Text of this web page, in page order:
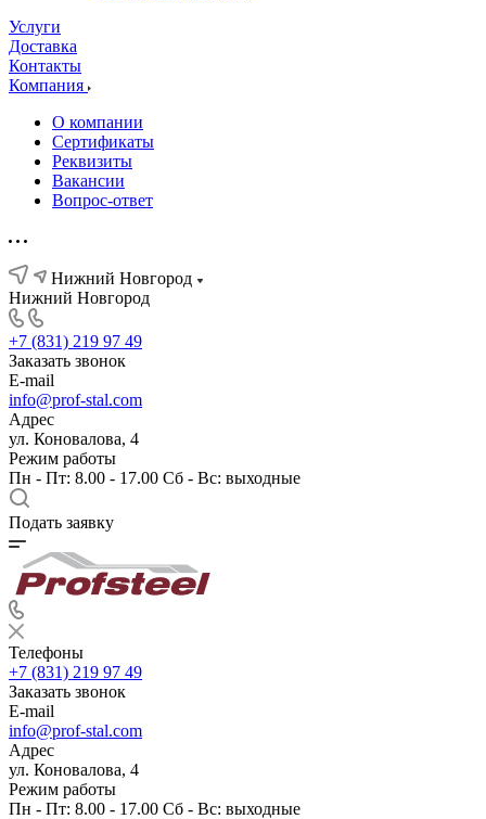
Услуги
Доставка
Контакты
Компания
О компании
Сертификаты
Реквизиты
Вакансии
Вопрос-ответ
Нижний Новгород
Нижний Новгород
+7 (831) 219 97 49
Заказать звонок
E-mail
info@prof-stal.com
Адрес
ул. Коновалова, 4
Режим работы
Пн - Пт: 8.00 - 17.00 Сб - Вс: выходные
Подать заявку
Телефоны
+7 (831) 219 97 49
Заказать звонок
E-mail
info@prof-stal.com
Адрес
ул. Коновалова, 4
Режим работы
Пн - Пт: 8.00 - 17.00 Сб - Вс: выходные